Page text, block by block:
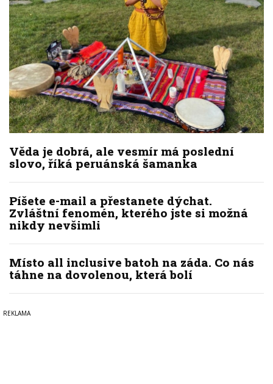
Věda je dobrá, ale vesmír má poslední
slovo, říká peruánská šamanka
Píšete e-mail a přestanete dýchat.
Zvláštní fenomén, kterého jste si možná
nikdy nevšimli
Místo all inclusive batoh na záda. Co nás
táhne na dovolenou, která bolí